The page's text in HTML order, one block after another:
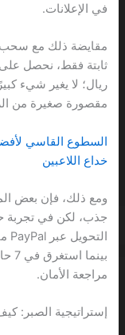
في الإعلانات.
مقصورة صغيرة من
خداع اللاعبين
ومع ذلك، فإن بعض
جذب، لكن في تجربة
مراجعة الأمان.
إستراتيجية الصبر: